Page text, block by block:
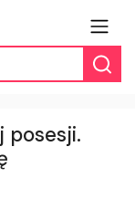
posesji.